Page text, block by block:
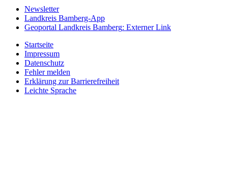
Newsletter
Landkreis Bamberg-App
Geoportal Landkreis Bamberg: Externer Link
Startseite
Impressum
Datenschutz
Fehler melden
Erklärung zur Barrierefreiheit
Leichte Sprache